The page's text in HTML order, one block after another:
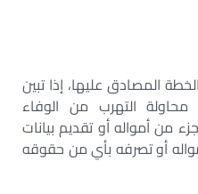
المصادق عليها، إذا تبين
محاولة التهرب من الوفاء
من أمواله أو تقديم بيانات
أو تصرفه بأي من حقوقه